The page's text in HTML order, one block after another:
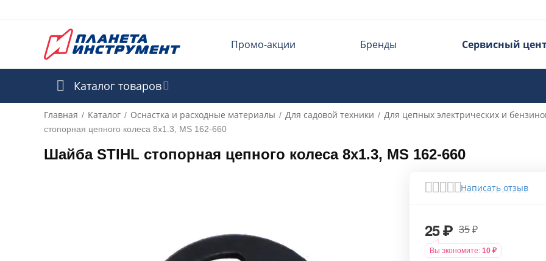
Промо-акции Бренды Сервисный
Каталог товаров
Главная / Каталог / Оснастка и расходные материалы / Для садовой техники / Для цепных электрических и
стопорная цепного колеса 8х1.3, MS 162-660
Шайба STIHL стопорная цепного колеса 8х1.3, MS 162-660
Написать отзыв
25₽ 35 ₽
Вы экономите: 10 ₽